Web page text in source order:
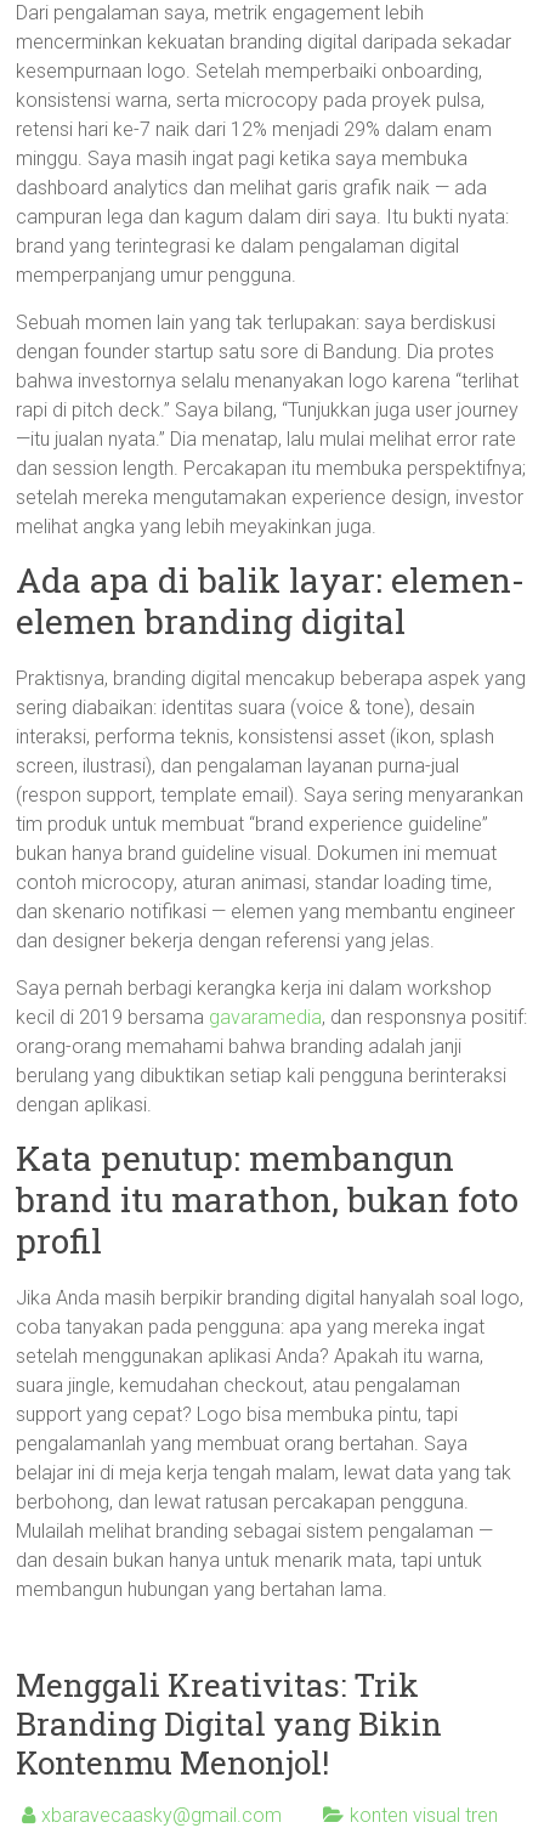
Dari pengalaman saya, metrik engagement lebih
mencerminkan kekuatan branding digital daripada sekadar
kesempurnaan logo. Setelah memperbaiki onboarding,
konsistensi warna, serta microcopy pada proyek pulsa,
retensi hari ke-7 naik dari 12% menjadi 29% dalam enam
minggu. Saya masih ingat pagi ketika saya membuka
dashboard analytics dan melihat garis grafik naik — ada
campuran lega dan kagum dalam diri saya. Itu bukti nyata:
brand yang terintegrasi ke dalam pengalaman digital
memperpanjang umur pengguna.
Sebuah momen lain yang tak terlupakan: saya berdiskusi
dengan founder startup satu sore di Bandung. Dia protes
bahwa investornya selalu menanyakan logo karena “terlihat
rapi di pitch deck.” Saya bilang, “Tunjukkan juga user journey
—itu jualan nyata.” Dia menatap, lalu mulai melihat error rate
dan session length. Percakapan itu membuka perspektifnya;
setelah mereka mengutamakan experience design, investor
melihat angka yang lebih meyakinkan juga.
Ada apa di balik layar: elemen-
elemen branding digital
Praktisnya, branding digital mencakup beberapa aspek yang
sering diabaikan: identitas suara (voice & tone), desain
interaksi, performa teknis, konsistensi asset (ikon, splash
screen, ilustrasi), dan pengalaman layanan purna-jual
(respon support, template email). Saya sering menyarankan
tim produk untuk membuat “brand experience guideline”
bukan hanya brand guideline visual. Dokumen ini memuat
contoh microcopy, aturan animasi, standar loading time,
dan skenario notifikasi — elemen yang membantu engineer
dan designer bekerja dengan referensi yang jelas.
Saya pernah berbagi kerangka kerja ini dalam workshop
kecil di 2019 bersama gavaramedia, dan responsnya positif:
orang-orang memahami bahwa branding adalah janji
berulang yang dibuktikan setiap kali pengguna berinteraksi
dengan aplikasi.
Kata penutup: membangun
brand itu marathon, bukan foto
profil
Jika Anda masih berpikir branding digital hanyalah soal logo,
coba tanyakan pada pengguna: apa yang mereka ingat
setelah menggunakan aplikasi Anda? Apakah itu warna,
suara jingle, kemudahan checkout, atau pengalaman
support yang cepat? Logo bisa membuka pintu, tapi
pengalamanlah yang membuat orang bertahan. Saya
belajar ini di meja kerja tengah malam, lewat data yang tak
berbohong, dan lewat ratusan percakapan pengguna.
Mulailah melihat branding sebagai sistem pengalaman —
dan desain bukan hanya untuk menarik mata, tapi untuk
membangun hubungan yang bertahan lama.
Menggali Kreativitas: Trik
Branding Digital yang Bikin
Kontenmu Menonjol!
xbaravecaasky@gmail.com konten visual tren